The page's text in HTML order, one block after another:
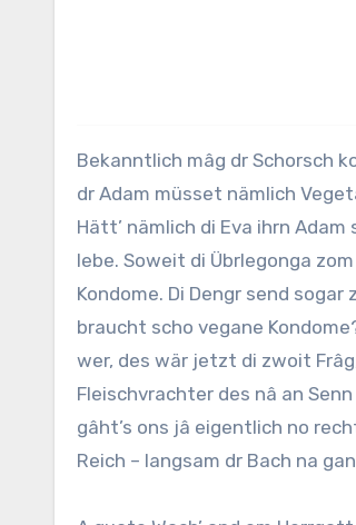
Bekanntlich mâg dr Schorsch koine Vegetarier. Dr Grond isch ganz oifach ond schtâht scho en dr Bibl: Di Eva ond
dr Adam müsset nämlich
Hätt’ nämlich di Eva ihrn
lebe. Soweit di Übrlegonga
Kondome. Di Dengr send
braucht scho vegane
wer, des wär jetzt di zwoit
Fleischvrachter des nâ an
gâht’s ons jâ eigentlich no
Reich – langsam dr Bach na